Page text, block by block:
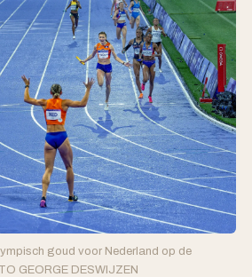
goud voor Nederland op de
GEORGE DESWIJZEN